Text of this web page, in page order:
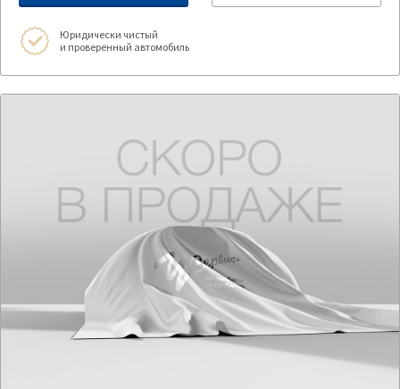
Юридически чистый
и проверенный автомобиль